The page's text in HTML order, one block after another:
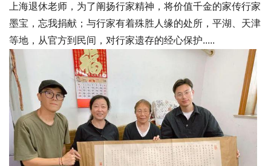
上海退休老师，为了阐扬行家精神，将价值千金的家传行家
墨宝，忘我捐献；与行家有着殊胜人缘的处所，平湖、天津
等地，从官方到民间，对行家遗存的经心保护.....